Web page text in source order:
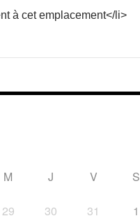
à cet emplacement</li>
M J V S
29 30 31 1